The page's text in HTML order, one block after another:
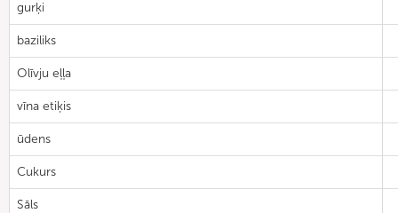
gurķi
baziliks
Olīvju eļļa
vīna etiķis
ūdens
Cukurs
Sāls